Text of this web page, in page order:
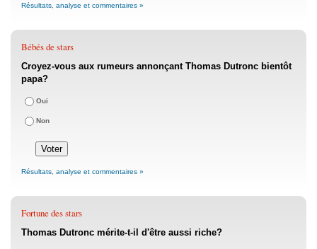
Résultats, analyse et commentaires »
Bébés de stars
Croyez-vous aux rumeurs annonçant Thomas Dutronc bientôt
papa?
Oui
Non
Résultats, analyse et commentaires »
Fortune des stars
Thomas Dutronc mérite-t-il d'être aussi riche?